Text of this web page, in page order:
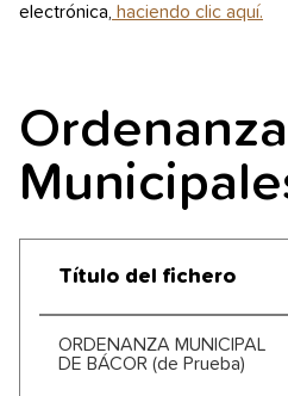
electrónica, haciendo clic aquí.
Título del fichero
ORDENANZA MUNICIPAL
DE BÁCOR (de Prueba)